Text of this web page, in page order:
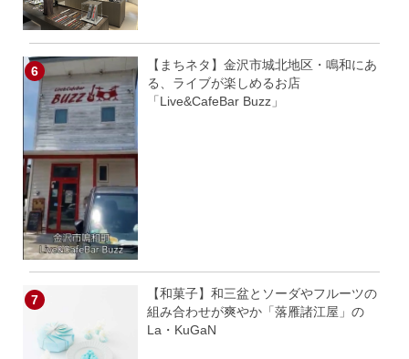
【まちネタ】金沢市城北地区・鳴和にあ
る、ライブが楽しめるお店
「Live&CafeBar Buzz」
【和菓子】和三盆とソーダやフルーツの
組み合わせが爽やか「落雁諸江屋」の
La・KuGaN